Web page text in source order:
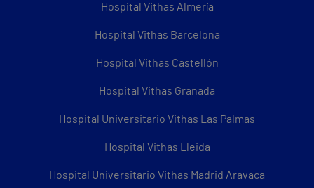
Hospital Vithas Almería
Hospital Vithas Barcelona
Hospital Vithas Castellón
Hospital Vithas Granada
Hospital Universitario Vithas Las Palmas
Hospital Vithas Lleida
Hospital Universitario Vithas Madrid Aravaca